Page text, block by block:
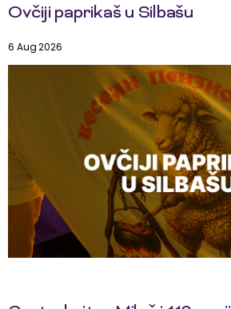
Ovčiji paprikaš u Silbašu
6 Aug 2026